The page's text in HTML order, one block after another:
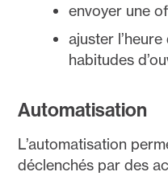
envoyer une
ajuster l’heure
habitudes
Automatisation
L’automatisation
déclenchés par des